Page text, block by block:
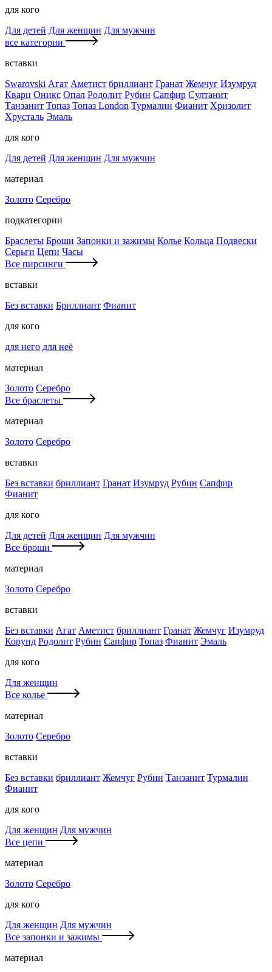
для кого
Для детей Для женщин Для мужчин
все категории
вставки
Swarovski Агат Аметист бриллиант Гранат Жемчуг Изумруд
Кварц Оникс Опал Родолит Рубин Сапфир Султанит
Танзанит Топаз Топаз London Турмалин Фианит Хризолит
Хрусталь Эмаль
для кого
Для детей Для женщин Для мужчин
материал
Золото Серебро
подкатегории
Браслеты Броши Запонки и зажимы Колье Кольца Подвески
Серьги Цепи Часы
Все пирсинги
вставки
Без вставки Бриллиант Фианит
для кого
для него для неё
материал
Золото Серебро
Все браслеты
материал
Золото Серебро
вставки
Без вставки бриллиант Гранат Изумруд Рубин Сапфир
Фианит
для кого
Для детей Для женщин Для мужчин
Все броши
материал
Золото Серебро
вставки
Без вставки Агат Аметист бриллиант Гранат Жемчуг Изумруд
Корунд Родолит Рубин Сапфир Топаз Фианит Эмаль
для кого
Для женщин
Все колье
материал
Золото Серебро
вставки
Без вставки бриллиант Жемчуг Рубин Танзанит Турмалин
Фианит
для кого
Для женщин Для мужчин
Все цепи
материал
Золото Серебро
для кого
Для женщин Для мужчин
Все запонки и зажимы
материал